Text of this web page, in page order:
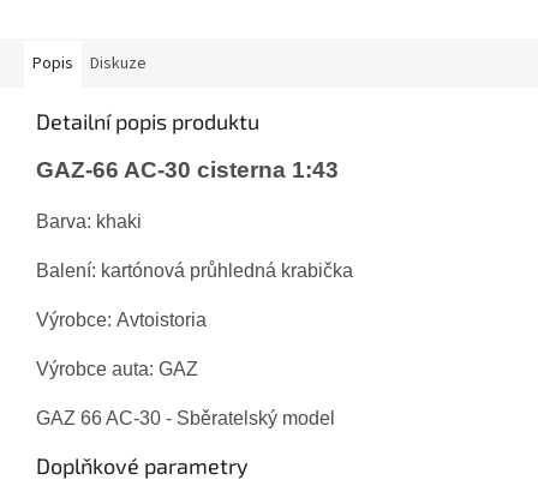
Popis Diskuze
Detailní popis produktu
GAZ-66 AC-30 cisterna 1:43
Barva: khaki
Balení: kartónová průhledná krabička
Výrobce: Avtoistoria
Výrobce auta: GAZ
GAZ 66 AC-30 - Sběratelský model
Doplňkové parametry